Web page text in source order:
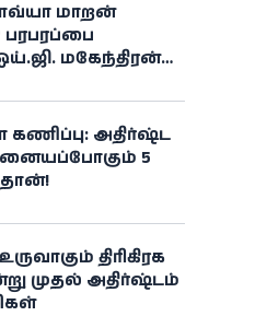
மாறன்
பரபரப்பை
மகேந்திரன்
கணிப்பு: அதிர்ஷ்ட
5
திரிகிரக
முதல் அதிர்ஷ்டம்